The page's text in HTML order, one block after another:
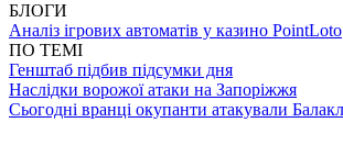
БЛОГИ
Аналіз ігрових автоматів у казино PointLoto
ПО ТЕМІ
Генштаб підбив підсумки дня
Наслідки ворожої атаки на Запоріжжя
Сьогодні вранці окупанти атакували